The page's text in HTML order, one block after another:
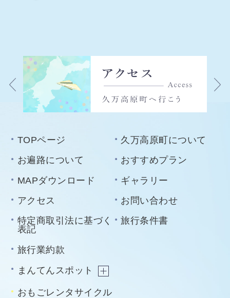
TOPページ
久万高原町について
お遍路について
おすすめプラン
MAPダウンロード
ギャラリー
アクセス
お問い合わせ
特定商取引法に基づく
表記
旅行条件書
旅行業約款
まんてんスポット
おもごレンタサイクル